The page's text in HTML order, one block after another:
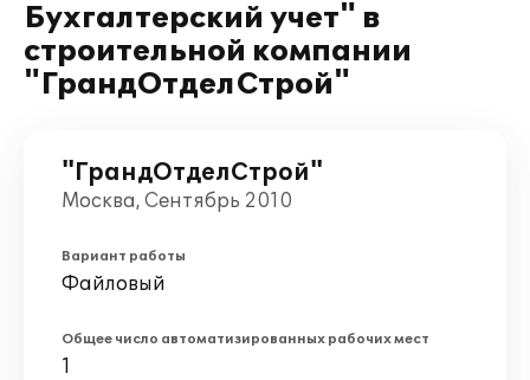
Бухгалтерский учет" в
строительной компании
"ГрандОтделСтрой"
"ГрандОтделСтрой"
Москва, Сентябрь 2010
Вариант работы
Файловый
Общее число автоматизированных рабочих мест
1